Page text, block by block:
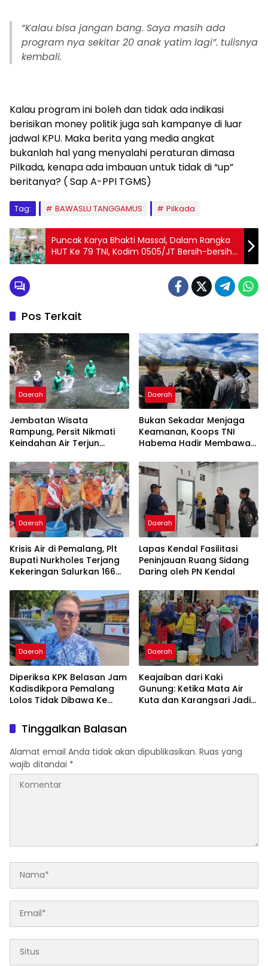
“Kalau bisa jangan bang. Saya masih ada
program nya sekitar 20 anak yatim lagi”. tulisnya
kembali.
Kalau program ini boleh dan tidak ada indikasi
berisikan money politik juga sah kampanye di luar
jadwal KPU. Maka berita yang media angkat
bukanlah hal yang menyalahi peraturan dimasa
Pilkada, kenapa ada imbauan untuk tidak di “up”
beritanya? ( Sap A-PPI TGMS)
Tag: BAWASLU TANGGAMUS Pilkada
Puncak Karya Bhakti Massal, Dalam Rangka
HUT Ke 79 TNI, Kodim 0505/JT Bersih-bersih
Sungai Ciliwung
Pos Terkait
Daerah
Jembatan Wisata
Rampung, Persit Nikmati
Keindahan Air Terjun
Daerah
Bukan Sekadar Menjaga
Keamanan, Koops TNI
Habema Hadir Membawa
Tengah Konflik Ugimba,
Papua Tengah
Daerah
Krisis Air di Pemalang, Plt
Bupati Nurkholes Terjang
Kekeringan Salurkan 166
Daerah
Lapas Kendal Fasilitasi
Peninjauan Ruang Sidang
Daring oleh PN Kendal
Daerah
Diperiksa KPK Belasan Jam
Kadisdikpora Pemalang
Lolos Tidak Dibawa Ke
Daerah
Keajaiban dari Kaki
Gunung: Ketika Mata Air
Kuta dan Karangsari Jadi
Tinggalkan Balasan
Alamat email Anda tidak akan dipublikasikan. Ruas yang
wajib ditandai *